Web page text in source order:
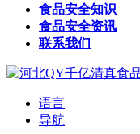
食品安全知识
食品安全资讯
联系我们
语言
导航